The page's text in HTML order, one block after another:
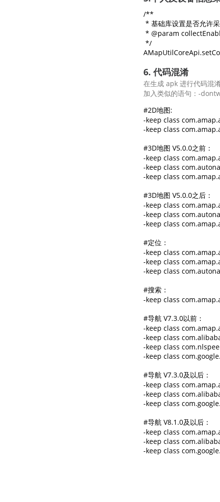
/**
* 基础库设置是否允许
* @param
*/
6. 代码混淆
在生成 apk 进行代码混
加入类似的语句：-
#2D地图:
-keep class
-keep class
#3D地图 V5.0.0之前：
-keep class
-keep class
-keep class
#3D地图 V5.0.0之后：
-keep class
-keep class
-keep class
#定位：
-keep class
-keep class
-keep class
#搜索：
-keep class
#导航 V7.3.0以前：
-keep class
-keep class
-keep class
-keep class
#导航 V7.3.0及以后：
-keep class
-keep class
-keep class
#导航 V8.1.0及以后：
-keep class
-keep class
-keep class